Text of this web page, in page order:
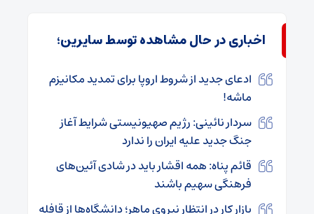
اخباری در حال مشاهده توسط سایرین؛
ادعای جدید از شروط اروپا برای تمدید مکانیزم
ماشه!
سردار نائینی: رژیم صهیونیستی شرایط آغاز
جنگ جدید علیه ایران را ندارد
قائم پناه: همه اقشار باید در شادی آئین‌های
فرهنگی سهیم باشند
بازار کار در انتظار نیروی ماهر؛ دانشگاه‌ها از قافله